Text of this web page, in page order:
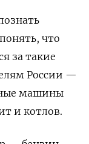
что
за такие
России —
машины
и котлов.